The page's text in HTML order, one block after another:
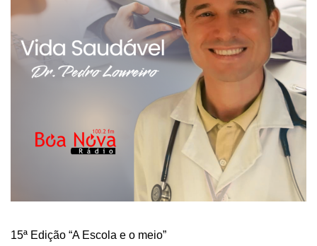
15ª Edição “A Escola e o meio”